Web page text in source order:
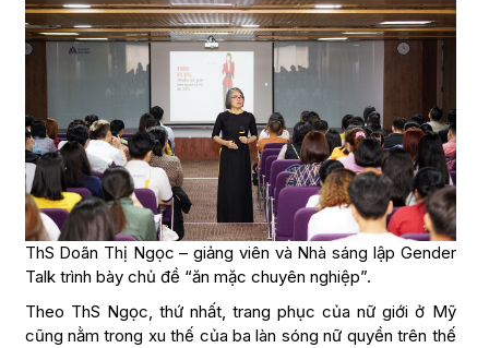
ThS Doãn Thị Ngọc – giảng viên và Nhà sáng lập Gender
Talk trình bày chủ đề “ăn mặc chuyên nghiệp”.
Theo ThS Ngọc, thứ nhất, trang phục của nữ giới ở Mỹ
cũng nằm trong xu thế của ba làn sóng nữ quyền trên thế